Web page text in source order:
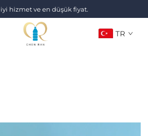
iyi hizmet ve en düşük fiyat.
TR